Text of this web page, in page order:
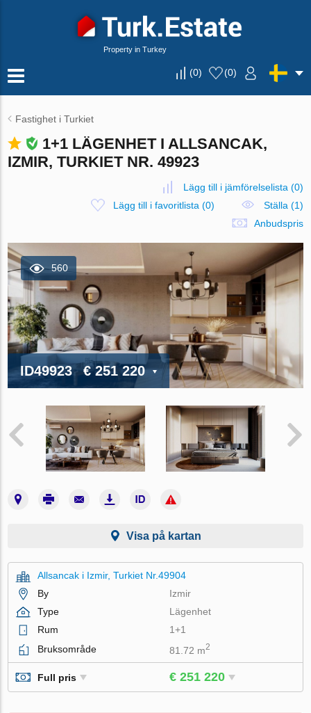
Property in Turkey
(0) (0)
Fastighet i Turkiet
1+1 LÄGENHET I ALLSANCAK,
IZMIR, TURKIET NR. 49923
Lägg till i jämförelselista (0)
Lägg till i favoritlista (0)
Ställa (1)
Anbudspris
560
ID49923 € 251 220
Visa på kartan
Allsancak i Izmir, Turkiet Nr.49904
By
Izmir
Type
Lägenhet
Rum
1+1
Bruksområde
81.72 m2
Full pris € 251 220